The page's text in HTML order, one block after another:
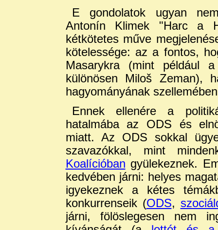
E gondolatok ugyan
Antonín Klimek "Harc a
kétkötetes műve
kötelessége: az a fontos,
Masarykra (mint például
különösen Miloš Zeman),
hagyományának
Ennek ellenére a
hatalmába az ODS és
miatt. Az ODS sokkal
szavazókkal, mint
Koalícióban gyülekeznek.
kedvében járni: helyes
igyekeznek a kétes
konkurrenseik (ODS,
járni, fölöslegesen nem